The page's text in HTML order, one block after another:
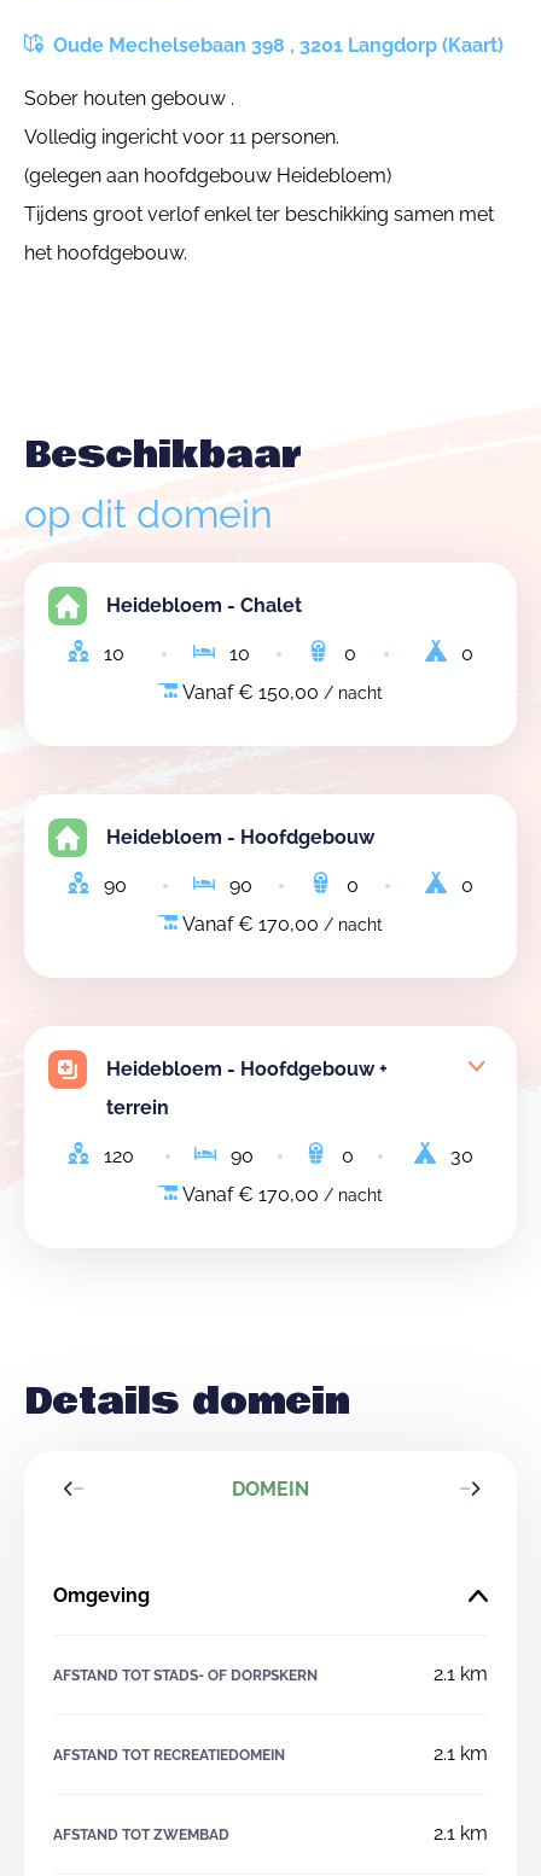
Oude Mechelsebaan 398 , 3201 Langdorp (Kaart)
Sober houten gebouw .
Volledig ingericht voor 11 personen.
(gelegen aan hoofdgebouw Heidebloem)
Tijdens groot verlof enkel ter beschikking samen met
het hoofdgebouw.
Beschikbaar
op dit domein
Heidebloem - Chalet
10 10 0
0
Vanaf € 150,00 / nacht
Heidebloem - Hoofdgebouw
90 90 0
0
Vanaf € 170,00 / nacht
Heidebloem - Hoofdgebouw +
terrein
120 90 0
30
Vanaf € 170,00 / nacht
Details domein
DOMEIN
Omgeving
AFSTAND TOT STADS- OF DORPSKERN 2.1 km
AFSTAND TOT RECREATIEDOMEIN 2.1 km
AFSTAND TOT ZWEMBAD 2.1 km